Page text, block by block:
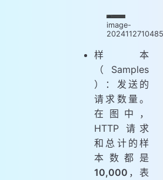
image-
样本
（Samples
）：发送的
请求数量。
在图中，
HTTP 请求
和总计的样
本数都是
10,000 ，表